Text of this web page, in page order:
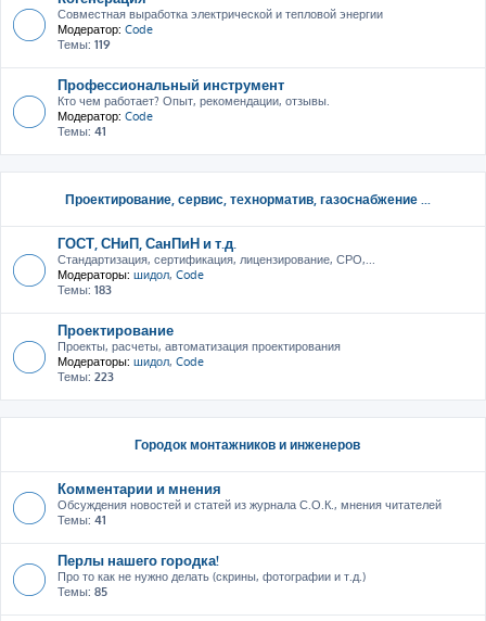
Совместная выработка электрической и тепловой энергии
Модератор: Code
Темы: 119
Профессиональный инструмент
Кто чем работает? Опыт, рекомендации, отзывы.
Модератор: Code
Темы: 41
Проектирование, сервис, тeхнорматив, газоснабжение ...
ГОСТ, СНиП, СанПиН и т.д.
Стандартизация, сертификация, лицензирование, СРО,...
Модераторы: шидол, Code
Темы: 183
Проектирование
Проекты, расчеты, автоматизация проектирования
Модераторы: шидол, Code
Темы: 223
Городок монтажников и инженеров
Комментарии и мнения
Обсуждения новостей и статей из журнала С.О.К., мнения читателей
Темы: 41
Перлы нашего городка!
Про то как не нужно делать (скрины, фотографии и т.д.)
Темы: 85